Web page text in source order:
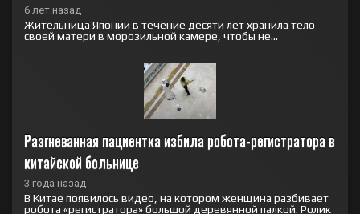
6 лет назад
Жительница Японии в течение десяти лет хранила тело
своей матери в морозильной камере, чтобы не...
Разгневанная пациентка избила робота-регистратора в
китайской больнице
3 года назад
В Китае появилось видео, на котором женщина разбивает
робота «регистратора» большой деревянной палкой. Ролик